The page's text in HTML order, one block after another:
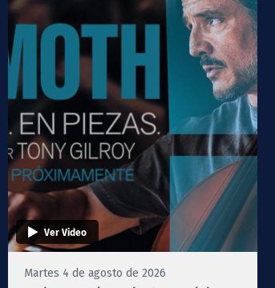
Ver Video
Martes 4 de agosto de 2026